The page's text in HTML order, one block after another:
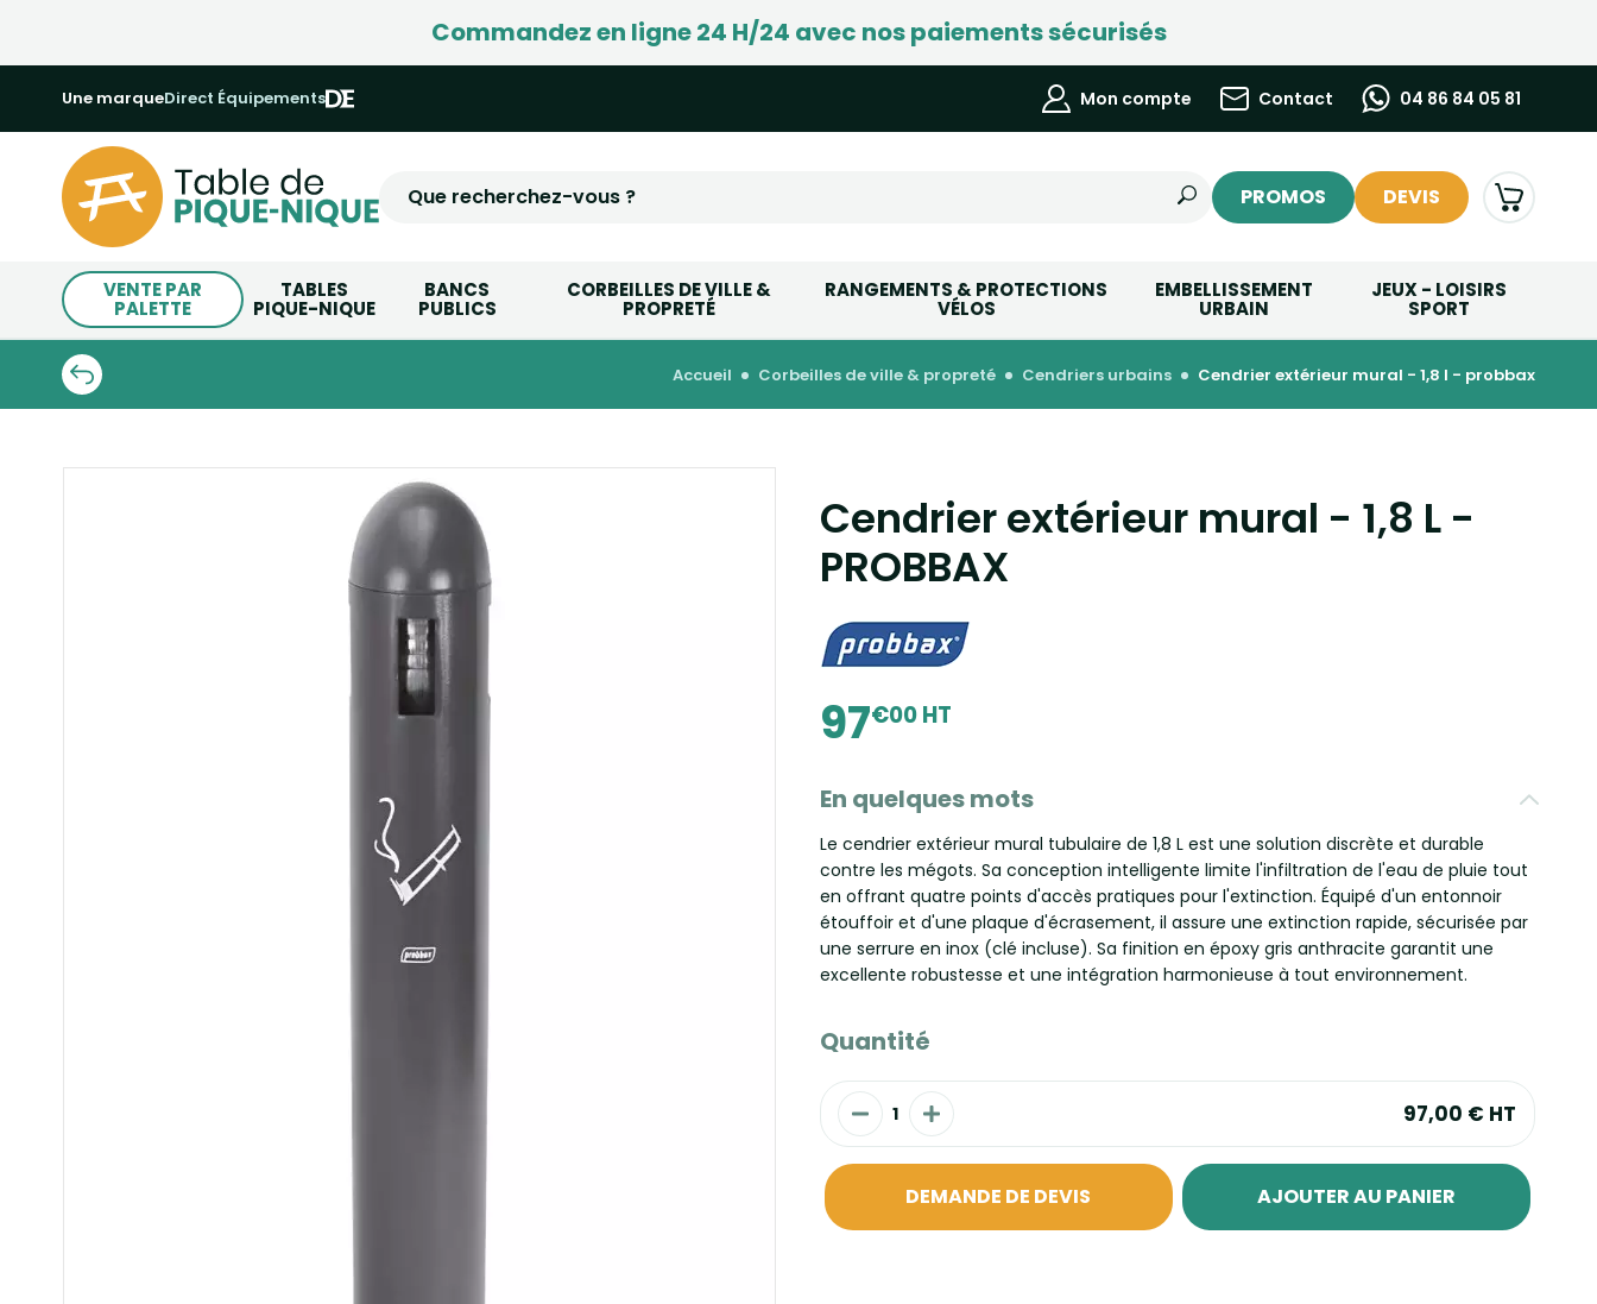
Commandez en ligne 24 H/24 avec nos paiements sécurisés
Une marqueDirect Équipements Mon compte Contact 04 86 84 05 81
PROMOS DEVIS
VENTE PAR
PALETTE
TABLES
PIQUE-NIQUE
BANCS
PUBLICS
CORBEILLES DE VILLE &
PROPRETÉ
RANGEMENTS & PROTECTIONS
VÉLOS
EMBELLISSEMENT
URBAIN
JEUX - LOISIRS
SPORT
accueil corbeilles de ville & propreté cendriers urbains cendrier extérieur mural - 1,8 l - probbax
Cendrier extérieur mural - 1,8 L -
PROBBAX
97€00 HT
En quelques mots
Le cendrier extérieur mural tubulaire de 1,8 L est une solution discrète et durable
contre les mégots. Sa conception intelligente limite l'infiltration de l'eau de pluie tout
en offrant quatre points d'accès pratiques pour l'extinction. Équipé d'un entonnoir
étouffoir et d'une plaque d'écrasement, il assure une extinction rapide, sécurisée par
une serrure en inox (clé incluse). Sa finition en époxy gris anthracite garantit une
excellente robustesse et une intégration harmonieuse à tout environnement.
Quantité
97,00 € HT
DEMANDE DE DEVIS AJOUTER AU PANIER